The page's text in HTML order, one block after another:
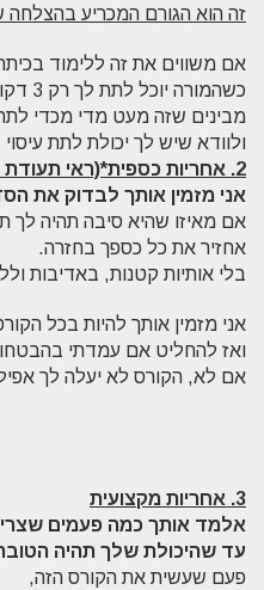
זה הוא הגורם המכריע בהצלחה
אם משווים את זה ללימוד בכיתה עם עוד
כשהמורה יוכל לתת לך רק 3 דקות של תשומת לב, בשעה,
מבינים שזה מעט מדי מכדי
ולוודא שיש לך יכולת לתת
2. אחריות כספית*(ראי תעודת אחריות בהמשך)
אני מזמין אותך לבדוק את
אם מאיזו שהיא סיבה תהיה לך
אחזיר את כל כספך בחזרה.
בלי אותיות קטנות, באדיבות
אני מזמין אותך להיות בכל
ואז להחליט אם עמדתי
אם לא, הקורס לא יעלה לך
3. אחריות מקצועית
אלמד אותך כמה פעמים
עד שהיכולת שלך תהיה
פעם שעשית את הקורס הזה,